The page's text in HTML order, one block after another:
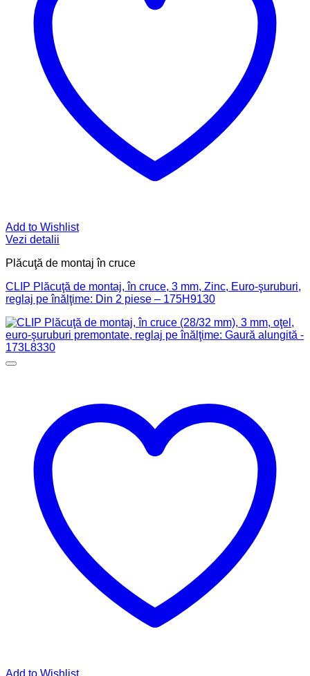
Add to Wishlist
Vezi detalii
Plăcuţă de montaj în cruce
CLIP Plăcuţă de montaj, în cruce, 3 mm, Zinc, Euro-şuruburi,
reglaj pe înălţime: Din 2 piese – 175H9130